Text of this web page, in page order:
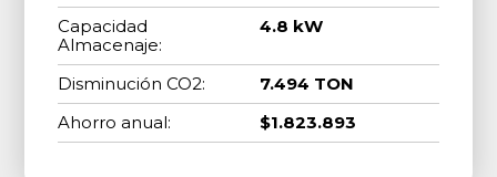
Capacidad
Almacenaje:
4.8 kW
Disminución CO2:
7.494 TON
Ahorro anual:
$1.823.893